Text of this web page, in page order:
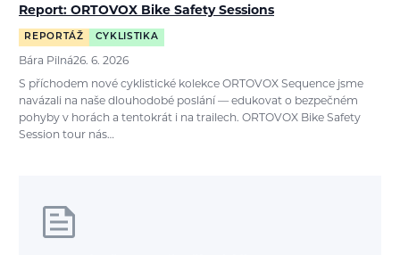
Report: ORTOVOX Bike Safety Sessions
REPORTÁŽ CYKLISTIKA
Bára Pilná26. 6. 2026
S příchodem nové cyklistické kolekce ORTOVOX Sequence jsme
navázali na naše dlouhodobé poslání — edukovat o bezpečném
pohyby v horách a tentokrát i na trailech. ORTOVOX Bike Safety
Session tour nás…